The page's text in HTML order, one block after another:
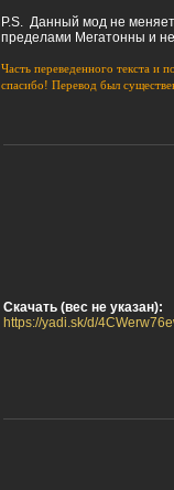
P.S. Данный мод не
пределами Мегатонны и
Часть переведенного текста и
спасибо! Перевод был
Скачать (вес не указан):
https://yadi.sk/d/